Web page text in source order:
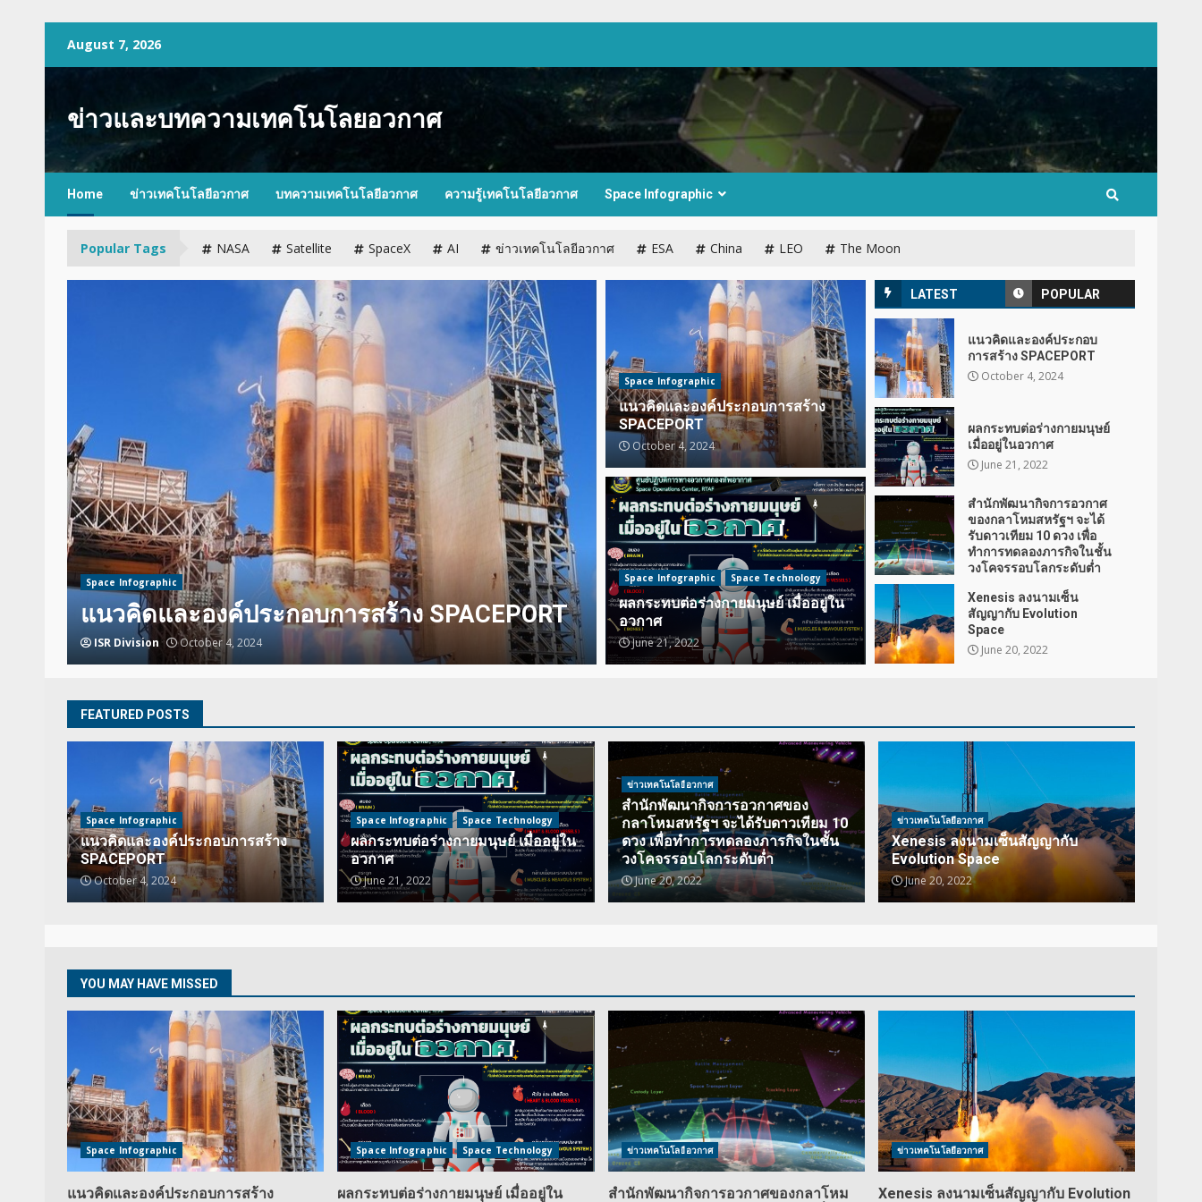
August 7, 2026
ข่าวและบทความเทคโนโลยอวกาศ
Home ข่าวเทคโนโลยีอวกาศ บทความเทคโนโลยีอวกาศ ความรู้เทคโนโลยีอวกาศ Space Infographic
Popular Tags NASA Satellite SpaceX AI ข่าวเทคโนโลยีอวกาศ ESA China LEO The Moon
Space Infographic Space Technology
ผลกระทบต่อร่างกายมนุษย์ เมื่ออยู่ในอวกาศ
ISR Division June 21, 2022
ข่าวเทคโนโลยีอวกาศ
สำนักพัฒนากิจการอวกาศของกลาโหมสหรัฐฯ จะ
ได้รับดาวเทียม 10 ดวง เพื่อทำการทดลองภารกิจ
ในชั้นวงโคจรรอบโลกระดับต่ำ
จ.อ.ธวัชชัย หันจันทร์ June 20, 2022
LATEST POPULAR
แนวคิดและองค์ประกอบ
การสร้าง SPACEPORT
October 4, 2024
ผลกระทบต่อร่างกายมนุษย์
เมื่ออยู่ในอวกาศ
June 21, 2022
สำนักพัฒนากิจการอวกาศ
ของกลาโหมสหรัฐฯ จะได้
รับดาวเทียม 10 ดวง เพื่อ
ทำการทดลองภารกิจในชั้น
วงโคจรรอบโลกระดับต่ำ
Xenesis ลงนามเซ็น
สัญญากับ Evolution
Space
June 20, 2022
Space Infographic
แนวคิดและองค์ประกอบการสร้าง
SPACEPORT
October 4, 2024
Space Infographic Space Technology
ผลกระทบต่อร่างกายมนุษย์ เมื่ออยู่ใน
อวกาศ
June 21, 2022
FEATURED POSTS
Space Infographic
แนวคิดและองค์ประกอบการสร้าง
SPACEPORT
October 4, 2024
Space Infographic Space Technology
ผลกระทบต่อร่างกายมนุษย์ เมื่ออยู่ใน
อวกาศ
June 21, 2022
ข่าวเทคโนโลยีอวกาศ
สำนักพัฒนากิจการอวกาศของ
กลาโหมสหรัฐฯ จะได้รับดาวเทียม 10
ดวง เพื่อทำการทดลองภารกิจในชั้น
วงโคจรรอบโลกระดับต่ำ
June 20, 2022
ข่าวเทคโนโลยีอวกาศ
Xenesis ลงนามเซ็นสัญญากับ
Evolution Space
June 20, 2022
YOU MAY HAVE MISSED
Space Infographic
แนวคิดและองค์ประกอบการสร้าง
Space Infographic Space Technology
ผลกระทบต่อร่างกายมนุษย์ เมื่ออยู่ใน
ข่าวเทคโนโลยีอวกาศ
สำนักพัฒนากิจการอวกาศของกลาโหม
ข่าวเทคโนโลยีอวกาศ
Xenesis ลงนามเซ็นสัญญากับ Evolution